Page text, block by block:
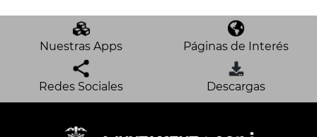
Nuestras Apps Páginas de Interés
Redes Sociales Descargas